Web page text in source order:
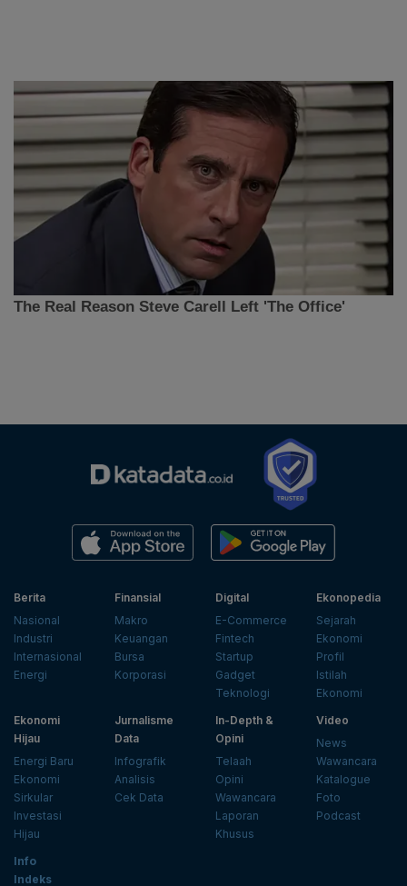
Berita
Nasional
Industri
Internasional
Energi
Finansial
Makro
Keuangan
Bursa
Korporasi
Digital
E-Commerce
Fintech
Startup
Gadget
Teknologi
Ekonopedia
Sejarah
Ekonomi
Profil
Istilah
Ekonomi
Ekonomi
Hijau
Energi Baru
Ekonomi
Sirkular
Investasi
Hijau
Jurnalisme
Data
Infografik
Analisis
Cek Data
In-Depth &
Opini
Telaah
Opini
Wawancara
Laporan
Khusus
Video
News
Wawancara
Katalogue
Foto
Podcast
Info
Indeks